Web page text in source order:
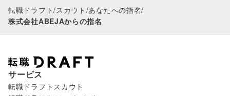
転職ドラフト/スカウト /あなたへの指名/
株式会社ABEJAからの指名
サービス
転職ドラフトスカウト